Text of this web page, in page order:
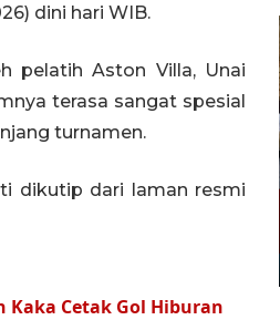
dini hari WIB.
pelatih Aston Villa, Unai
terasa sangat spesial
turnamen.
dikutip dari laman resmi
Kaka Cetak Gol Hiburan